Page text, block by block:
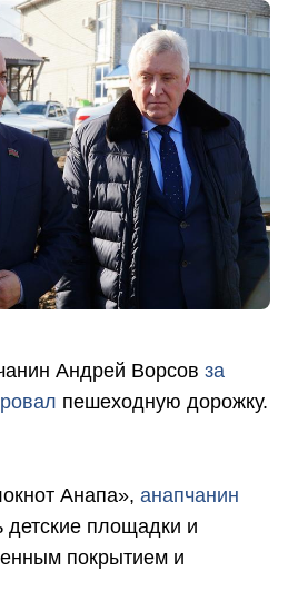
Андрей Ворсов за
пешеходную дорожку.
Анапа», анапчанин
детские площадки и
покрытием и